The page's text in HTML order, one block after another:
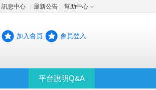
訊息中心 最新公告 幫助中心
加入會員 會員登入
平台說明Q&A